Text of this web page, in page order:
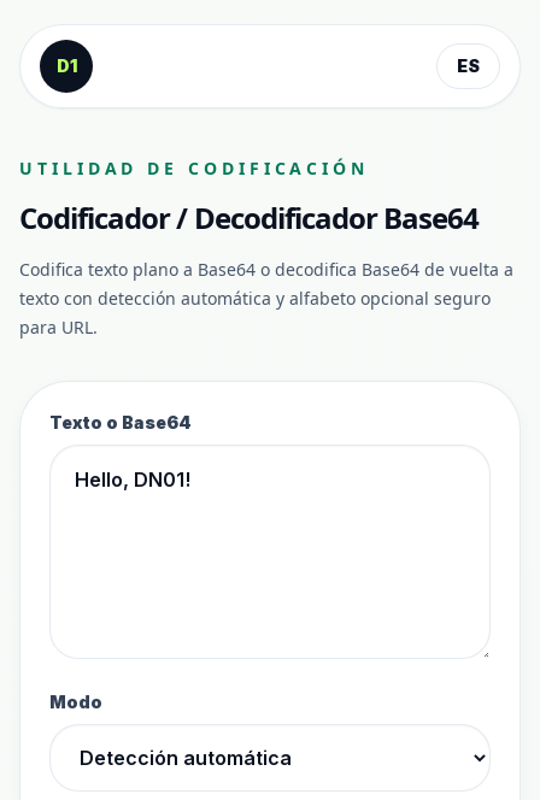
Saltar al contenido
D1
ES
UTILIDAD DE CODIFICACIÓN
Codificador / Decodificador Base64
Codifica texto plano a Base64 o decodifica Base64 de vuelta a
texto con detección automática y alfabeto opcional seguro
para URL.
Texto o Base64
Modo